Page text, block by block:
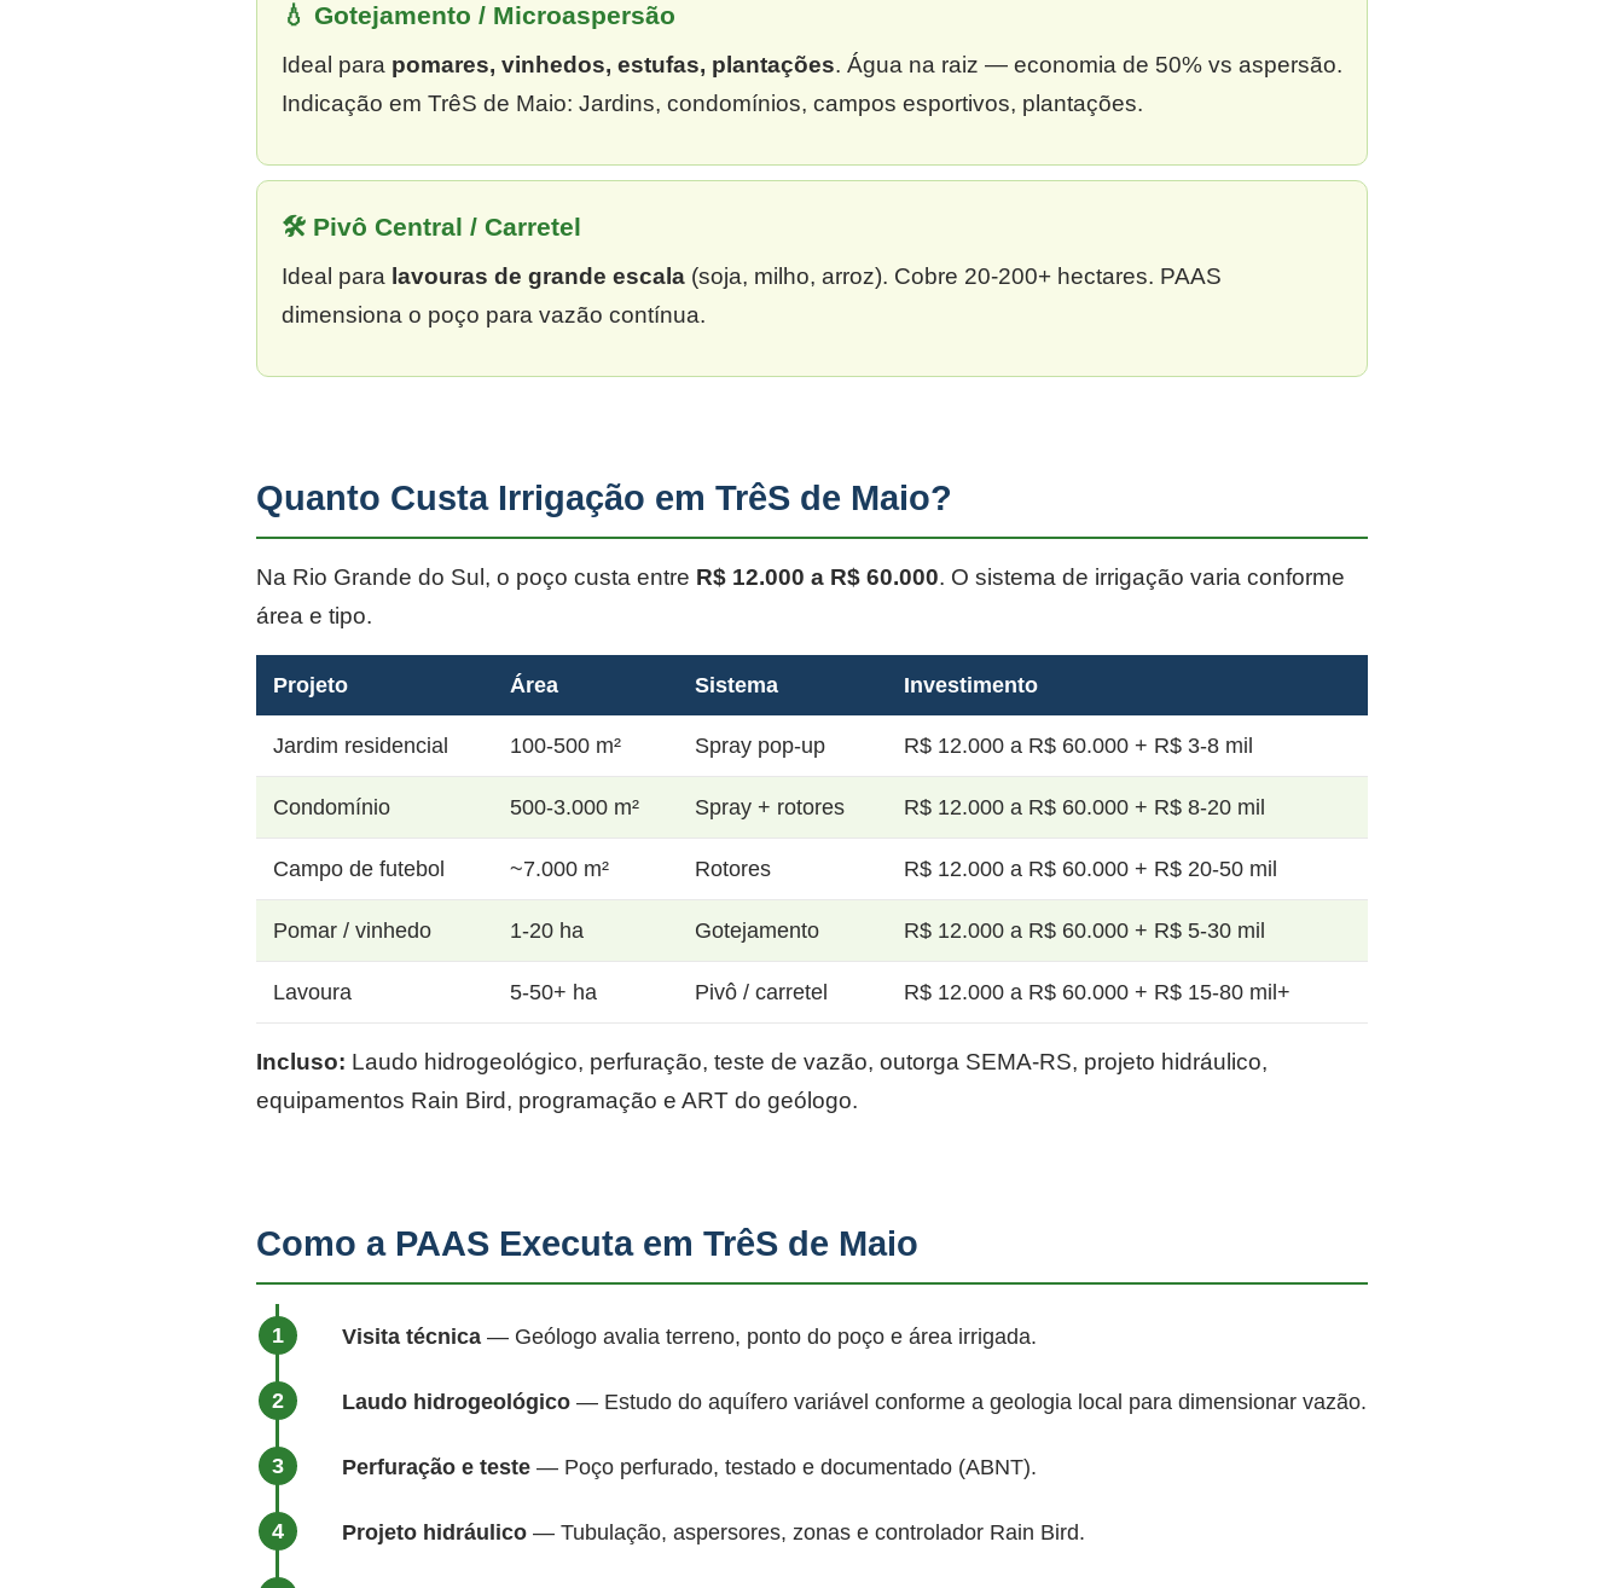
💧 Gotejamento / Microaspersão
Ideal para pomares, vinhedos, estufas, plantações. Água na raiz — economia de 50% vs aspersão.
Indicação em TrêS de Maio: Jardins, condomínios, campos esportivos, plantações.
🛠 Pivô Central / Carretel
Ideal para lavouras de grande escala (soja, milho, arroz). Cobre 20-200+ hectares. PAAS
dimensiona o poço para vazão contínua.
Quanto Custa Irrigação em TrêS de Maio?
Na Rio Grande do Sul, o poço custa entre R$ 12.000 a R$ 60.000. O sistema de irrigação varia conforme
área e tipo.
Projeto Área Sistema Investimento
Jardim residencial 100-500 m² Spray pop-up R$ 12.000 a R$ 60.000 + R$ 3-8 mil
Condomínio 500-3.000 m² Spray + rotores R$ 12.000 a R$ 60.000 + R$ 8-20 mil
Campo de futebol ~7.000 m² Rotores R$ 12.000 a R$ 60.000 + R$ 20-50 mil
Pomar / vinhedo 1-20 ha Gotejamento R$ 12.000 a R$ 60.000 + R$ 5-30 mil
Lavoura 5-50+ ha Pivô / carretel R$ 12.000 a R$ 60.000 + R$ 15-80 mil+
Incluso: Laudo hidrogeológico, perfuração, teste de vazão, outorga SEMA-RS, projeto hidráulico,
equipamentos Rain Bird, programação e ART do geólogo.
Como a PAAS Executa em TrêS de Maio
Visita técnica — Geólogo avalia terreno, ponto do poço e área irrigada.
Laudo hidrogeológico — Estudo do aquífero variável conforme a geologia local para dimensionar vazão.
Perfuração e teste — Poço perfurado, testado e documentado (ABNT).
Projeto hidráulico — Tubulação, aspersores, zonas e controlador Rain Bird.